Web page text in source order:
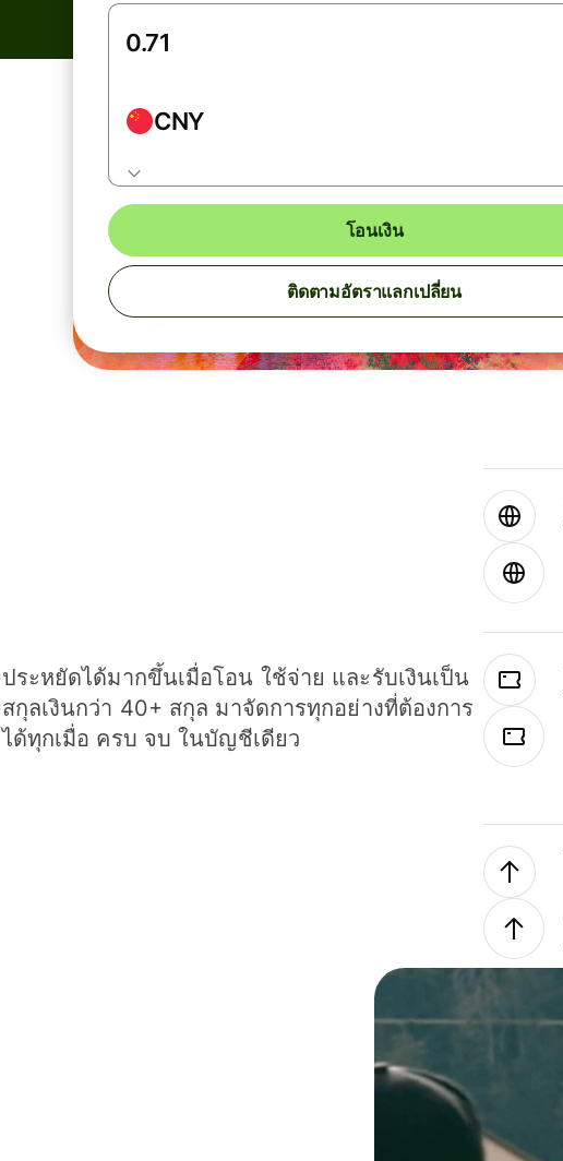
CNY
โอนเงิน
ติดตามอัตราแลกเปลี่ยน
ประหยัดได้มากขึ้นเมื่อโอน ใช้จ่าย และรับเงินเป็น
สกุลเงินกว่า 40+ สกุล มาจัดการทุกอย่างที่ต้องการ
ได้ทุกเมื่อ ครบ จบ ในบัญชีเดียว